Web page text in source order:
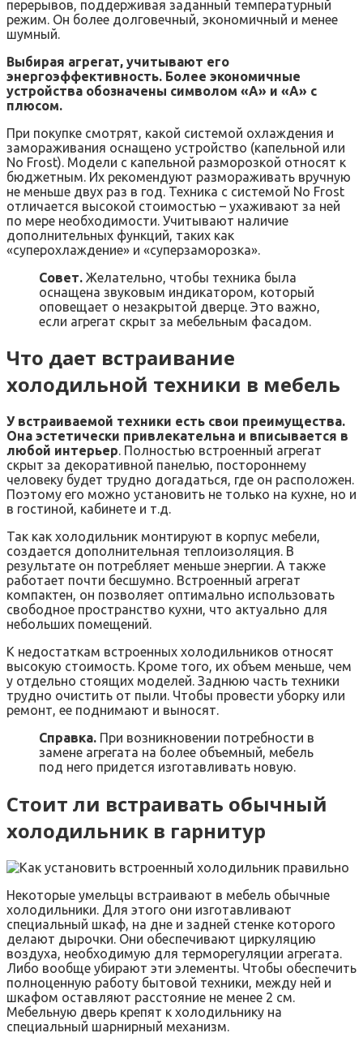
перерывов, поддерживая заданный температурный
режим. Он более долговечный, экономичный и менее
шумный.
Выбирая агрегат, учитывают его
энергоэффективность. Более экономичные
устройства обозначены символом «А» и «А» с
плюсом.
При покупке смотрят, какой системой охлаждения и
замораживания оснащено устройство (капельной или
No Frost). Модели с капельной разморозкой относят к
бюджетным. Их рекомендуют размораживать вручную
не меньше двух раз в год. Техника с системой No Frost
отличается высокой стоимостью – ухаживают за ней
по мере необходимости. Учитывают наличие
дополнительных функций, таких как
«суперохлаждение» и «суперзаморозка».
Совет. Желательно, чтобы техника была
оснащена звуковым индикатором, который
оповещает о незакрытой дверце. Это важно,
если агрегат скрыт за мебельным фасадом.
Что дает встраивание
холодильной техники в мебель
У встраиваемой техники есть свои преимущества.
Она эстетически привлекательна и вписывается в
любой интерьер. Полностью встроенный агрегат
скрыт за декоративной панелью, постороннему
человеку будет трудно догадаться, где он расположен.
Поэтому его можно установить не только на кухне, но и
в гостиной, кабинете и т.д.
Так как холодильник монтируют в корпус мебели,
создается дополнительная теплоизоляция. В
результате он потребляет меньше энергии. А также
работает почти бесшумно. Встроенный агрегат
компактен, он позволяет оптимально использовать
свободное пространство кухни, что актуально для
небольших помещений.
К недостаткам встроенных холодильников относят
высокую стоимость. Кроме того, их объем меньше, чем
у отдельно стоящих моделей. Заднюю часть техники
трудно очистить от пыли. Чтобы провести уборку или
ремонт, ее поднимают и выносят.
Справка. При возникновении потребности в
замене агрегата на более объемный, мебель
под него придется изготавливать новую.
Стоит ли встраивать обычный
холодильник в гарнитур
Некоторые умельцы встраивают в мебель обычные
холодильники. Для этого они изготавливают
специальный шкаф, на дне и задней стенке которого
делают дырочки. Они обеспечивают циркуляцию
воздуха, необходимую для терморегуляции агрегата.
Либо вообще убирают эти элементы. Чтобы обеспечить
полноценную работу бытовой техники, между ней и
шкафом оставляют расстояние не менее 2 см.
Мебельную дверь крепят к холодильнику на
специальный шарнирный механизм.